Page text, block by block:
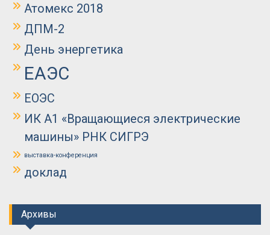
Атомекс 2018
ДПМ-2
День энергетика
ЕАЭС
ЕОЭС
ИК А1 «Вращающиеся электрические
машины» РНК СИГРЭ
выставка-конференция
доклад
Архивы